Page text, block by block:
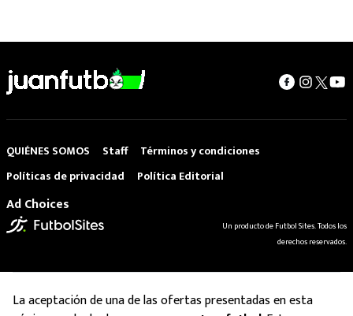
QUIÉNES SOMOS Staff
Términos y condiciones
Políticas de privacidad
Política Editorial
Ad Choices
Un producto de Futbol Sites. Todos los
derechos reservados.
La aceptación de una de las ofertas presentadas en esta